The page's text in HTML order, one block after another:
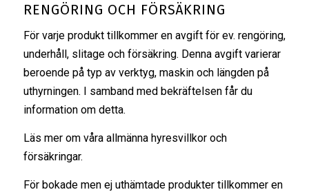
RENGÖRING OCH FÖRSÄKRING
För varje produkt tillkommer en avgift för ev. rengöring,
underhåll, slitage och försäkring. Denna avgift varierar
beroende på typ av verktyg, maskin och längden på
uthyrningen. I samband med bekräftelsen får du
information om detta.
Läs mer om våra allmänna hyresvillkoroch
försäkringar.
För bokade men ej uthämtade produkter tillkommer en